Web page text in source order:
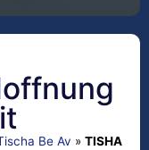
Be Av » TISHA